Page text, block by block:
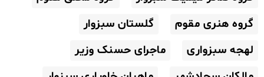
گروه هنری مقوم
گلستان سبزوار
لهجه سبزواری
ماجرای حسنک وزیر